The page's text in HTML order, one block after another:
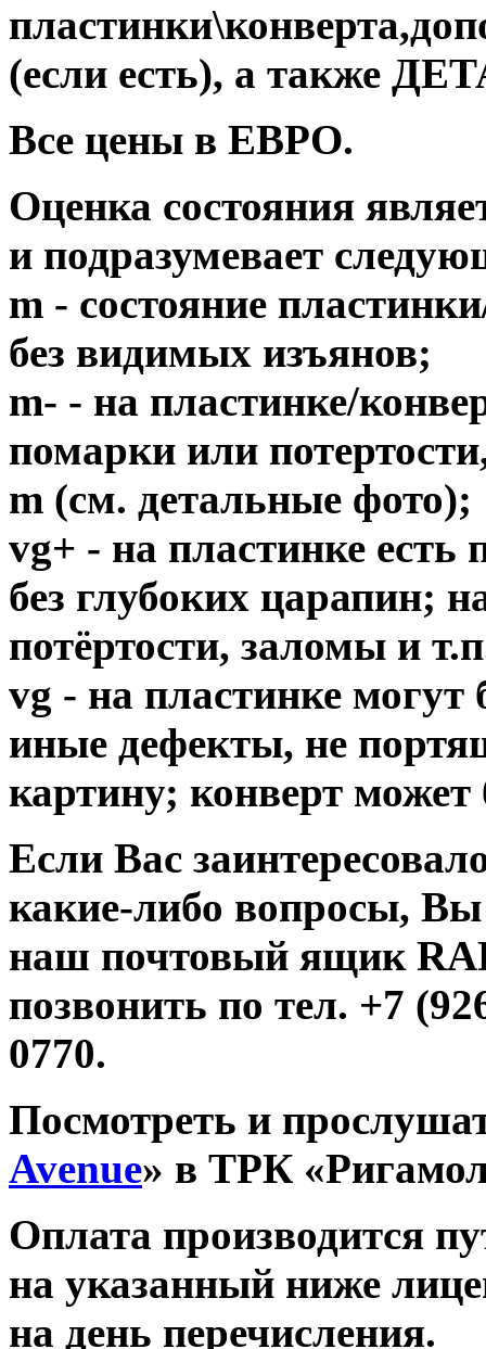
(если есть), а также
Все цены в ЕВРО.
Оценка состояния
и подразумевает
m - состояние
без видимых изъянов;
m- - на пластинке/
помарки или
m (см. детальные фото);
vg+ - на пластинке есть
без глубоких царапин;
потёртости, заломы и
vg - на пластинке
иные дефекты, не
картину; конверт
Если Вас
какие-либо вопросы,
наш почтовый ящик
позвонить по тел. +7
0770.
Посмотреть и
Avenue» в ТРК
Оплата производится
на указанный ниже
на день перечисления.